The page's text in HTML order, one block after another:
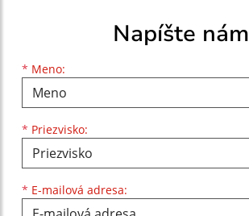
Napíšte nám
* Meno:
Meno
* Priezvisko:
Priezvisko
* E-mailová adresa:
E-mailová adresa